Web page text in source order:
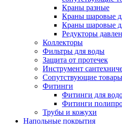
Краны разные
Краны шаровые
Краны шаровые
Редукторы
Коллекторы
Фильтры для воды
Защита от протечек
Инструмент
Сопутствующие
Фитинги
Фитинги для
Фитинги
Трубы и кожухи
Напольные покрытия